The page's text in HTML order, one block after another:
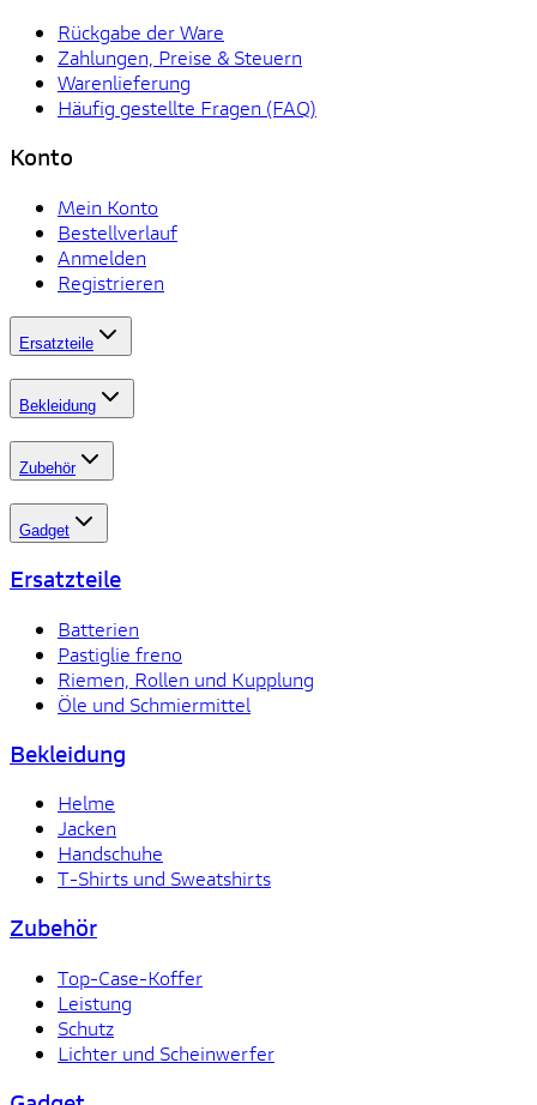
Rückgabe der Ware
Zahlungen, Preise & Steuern
Warenlieferung
Häufig gestellte Fragen (FAQ)
Konto
Mein Konto
Bestellverlauf
Anmelden
Registrieren
Ersatzteile
Bekleidung
Zubehör
Gadget
Ersatzteile
Batterien
Pastiglie freno
Riemen, Rollen und Kupplung
Öle und Schmiermittel
Bekleidung
Helme
Jacken
Handschuhe
T-Shirts und Sweatshirts
Zubehör
Top-Case-Koffer
Leistung
Schutz
Lichter und Scheinwerfer